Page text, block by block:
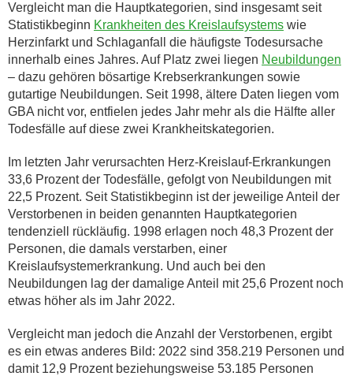
Vergleicht man die Hauptkategorien, sind insgesamt seit
Statistikbeginn Krankheiten des Kreislaufsystems wie
Herzinfarkt und Schlaganfall die häufigste Todesursache
innerhalb eines Jahres. Auf Platz zwei liegen Neubildungen
– dazu gehören bösartige Krebserkrankungen sowie
gutartige Neubildungen. Seit 1998, ältere Daten liegen vom
GBA nicht vor, entfielen jedes Jahr mehr als die Hälfte aller
Todesfälle auf diese zwei Krankheitskategorien.
Im letzten Jahr verursachten Herz-Kreislauf-Erkrankungen
33,6 Prozent der Todesfälle, gefolgt von Neubildungen mit
22,5 Prozent. Seit Statistikbeginn ist der jeweilige Anteil der
Verstorbenen in beiden genannten Hauptkategorien
tendenziell rückläufig. 1998 erlagen noch 48,3 Prozent der
Personen, die damals verstarben, einer
Kreislaufsystemerkrankung. Und auch bei den
Neubildungen lag der damalige Anteil mit 25,6 Prozent noch
etwas höher als im Jahr 2022.
Vergleicht man jedoch die Anzahl der Verstorbenen, ergibt
es ein etwas anderes Bild: 2022 sind 358.219 Personen und
damit 12,9 Prozent beziehungsweise 53.185 Personen